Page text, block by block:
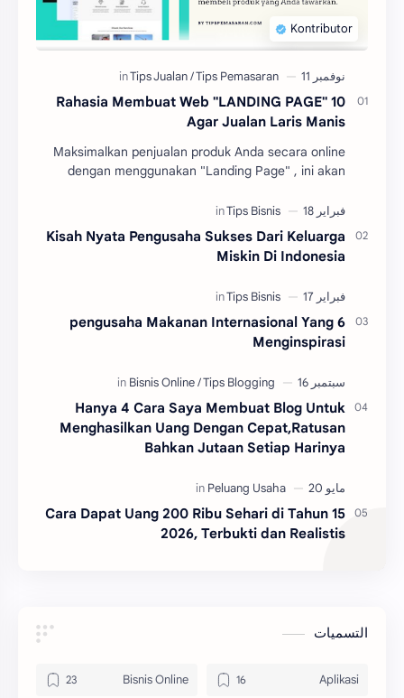
10 Rahasia Membuat Web "LANDING PAGE"
Agar Jualan Laris Manis
Maksimalkan penjualan produk Anda secara online
dengan menggunakan "Landing Page" , ini akan
Kisah Nyata Pengusaha Sukses Dari Keluarga
Miskin Di Indonesia
6 pengusaha Makanan Internasional Yang
Menginspirasi
Hanya 4 Cara Saya Membuat Blog Untuk
Menghasilkan Uang Dengan Cepat,Ratusan
Bahkan Jutaan Setiap Harinya
15 Cara Dapat Uang 200 Ribu Sehari di Tahun
2026, Terbukti dan Realistis
التسميات
Aplikasi
Bisnis Online